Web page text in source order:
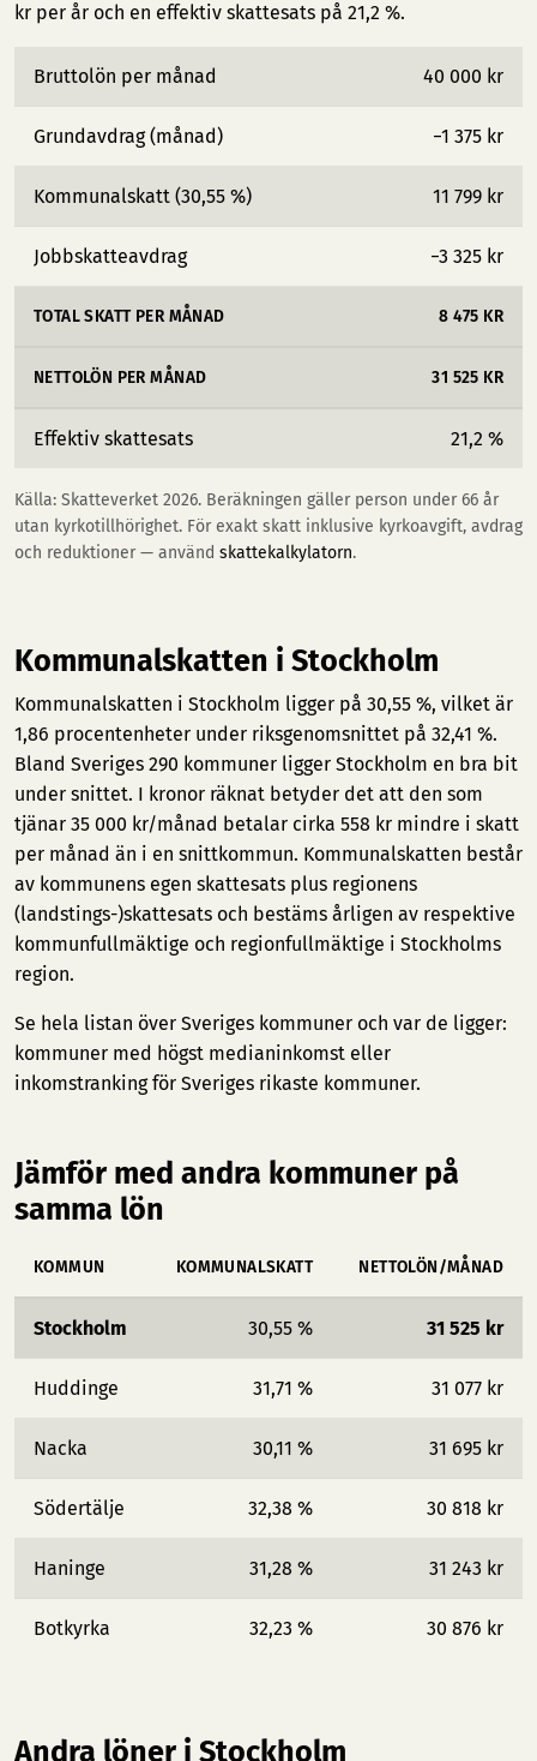
kr per år och en effektiv skattesats på 21,2 %.
Bruttolön per månad 40 000 kr
Grundavdrag (månad) −1 375 kr
Kommunalskatt (30,55 %) 11 799 kr
Jobbskatteavdrag −3 325 kr
TOTAL SKATT PER MÅNAD 8 475 KR
NETTOLÖN PER MÅNAD 31 525 KR
Effektiv skattesats 21,2 %
Källa: Skatteverket 2026. Beräkningen gäller person under 66 år
utan kyrkotillhörighet. För exakt skatt inklusive kyrkoavgift, avdrag
och reduktioner — använd skattekalkylatorn.
Kommunalskatten i Stockholm
Kommunalskatten i Stockholm ligger på 30,55 %, vilket är
1,86 procentenheter under riksgenomsnittet på 32,41 %.
Bland Sveriges 290 kommuner ligger Stockholm en bra bit
under snittet. I kronor räknat betyder det att den som
tjänar 35 000 kr/månad betalar cirka 558 kr mindre i skatt
per månad än i en snittkommun. Kommunalskatten består
av kommunens egen skattesats plus regionens
(landstings-)skattesats och bestäms årligen av respektive
kommunfullmäktige och regionfullmäktige i Stockholms
region.
Se hela listan över Sveriges kommuner och var de ligger:
kommuner med högst medianinkomst eller
inkomstranking för Sveriges rikaste kommuner.
Jämför med andra kommuner på
samma lön
KOMMUN KOMMUNALSKATT NETTOLÖN/MÅNAD
Stockholm 30,55 % 31 525 kr
Huddinge 31,71 % 31 077 kr
Nacka 30,11 % 31 695 kr
Södertälje 32,38 % 30 818 kr
Haninge 31,28 % 31 243 kr
Botkyrka 32,23 % 30 876 kr
Andra löner i Stockholm